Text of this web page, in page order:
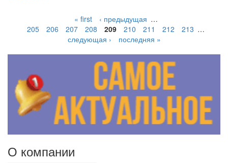
« first ‹ предыдущая …
205
206 207 208 209 210 211 212 213 …
следующая ›
последняя »
О компании